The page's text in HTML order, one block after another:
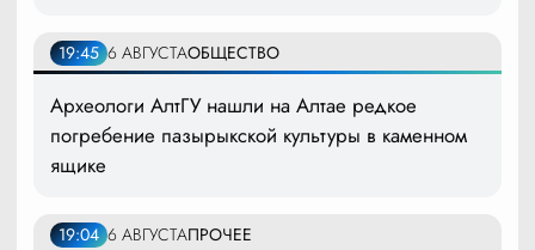
19:45 6 АВГУСТАОБЩЕСТВО
Археологи АлтГУ нашли на Алтае редкое
погребение пазырыкской культуры в каменном
ящике
19:04 6 АВГУСТАПРОЧЕЕ